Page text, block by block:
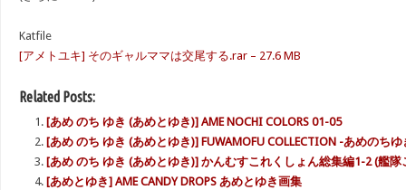
Katfile
[アメトユキ] そのギャルママは交尾する.rar – 27.6 MB
Related Posts:
[あめ のち ゆき (あめとゆき)] AME NOCHI COLORS 01-05
[あめ のち ゆき (あめとゆき)] FUWAMOFU COLLECTION -あめのち
[あめ のち ゆき (あめとゆき)] かんむすこれくしょん総集編1-2 (艦
[あめとゆき] AME CANDY DROPS あめとゆき画集